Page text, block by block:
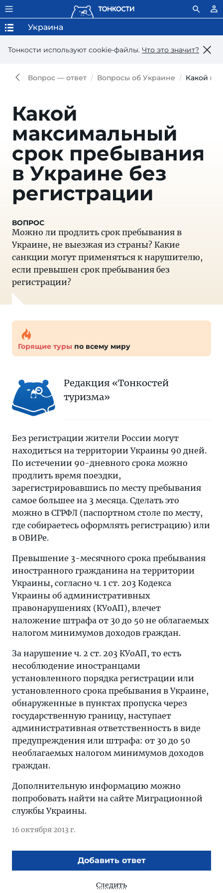
Тонкости используют сookie-файлы. Что это значит?
Украина
Вопрос — ответ Вопросы об Украине Какой
Какой
максимальный
срок пребывания
в Украине без
регистрации
Можно ли продлить срок пребывания в
Украине, не выезжая из страны? Какие
санкции могут применяться к нарушителю,
если превышен срок пребывания без
регистрации?
Горящие туры по всему миру
Редакция «Тонкостей
туризма»
Без регистрации жители России могут
находиться на территории Украины 90 дней.
По истечении 90-дневного срока можно
продлить время поездки,
зарегистрировавшись по месту пребывания
самое большее на 3 месяца. Сделать это
можно в СГРФЛ (паспортном столе по месту,
где собираетесь оформлять регистрацию) или
в ОВИРе.
Превышение 3-месячного срока пребывания
иностранного гражданина на территории
Украины, согласно ч. 1 ст. 203 Кодекса
Украины об административных
правонарушениях (КУоАП), влечет
наложение штрафа от 30 до 50 не облагаемых
налогом минимумов доходов граждан.
За нарушение ч. 2 ст. 203 КУоАП, то есть
несоблюдение иностранцами
установленного порядка регистрации или
установленного срока пребывания в Украине,
обнаруженные в пунктах пропуска через
государственную границу, наступает
административная ответственность в виде
предупреждения или штрафа: от 30 до 50
необлагаемых налогом минимумов доходов
граждан.
Дополнительную информацию можно
попробовать найти на сайте Миграционной
службы Украины.
16 октября 2013 г.
Добавить ответ
Следить